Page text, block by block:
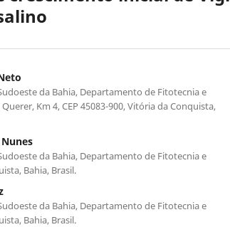
da Bahia, Departamento de Fitotecnia e
Km 4, CEP 45083-900, Vitória da Conquista,
da Bahia, Departamento de Fitotecnia e
Bahia, Brasil.
da Bahia, Departamento de Fitotecnia e
Bahia, Brasil.